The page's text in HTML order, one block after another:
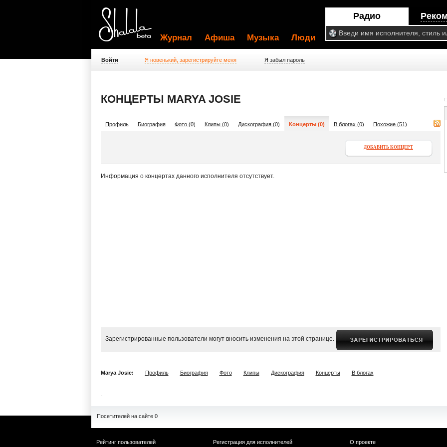
Радио
Журнал Афиша Музыка Люди
Войти Я новенький, зарегистрируйте меня Я забыл пароль
КОНЦЕРТЫ MARYA JOSIE
Профиль Биография Фото (0) Клипы (0) Дискография (0) Концерты (0) В блогах (0) Похожие (51)
ДОБАВИТЬ КОНЦЕРТ
Информация о концертах данного исполнителя отсутствует.
Зарегистрированные пользователи могут вносить изменения на этой странице.
Marya Josie: Профиль Биография Фото Клипы Дискография Концерты В блогах
Посетителей на сайте 0
Рейтинг пользователей
Регистрация для исполнителей
О проекте